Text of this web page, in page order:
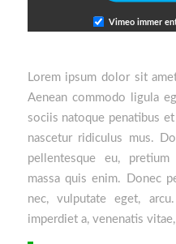
Vimeo immer
Lorem ipsum dolor sit
Aenean commodo ligula
sociis natoque penatibus
nascetur ridiculus mus.
pellentesque eu,
massa quis enim. Donec
nec, vulputate eget,
imperdiet a, venenatis